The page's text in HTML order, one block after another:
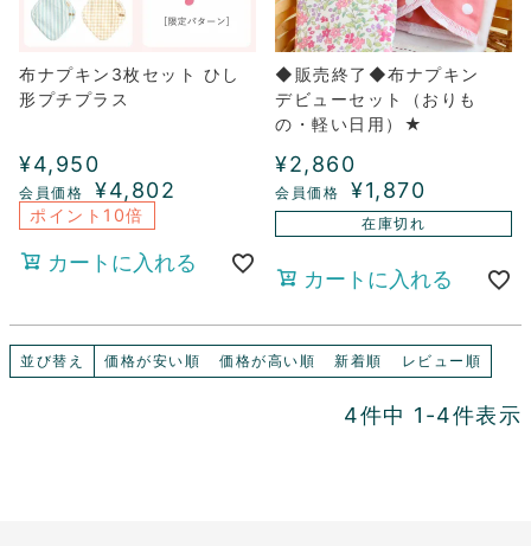
布ナプキン3枚セット ひし
形プチプラス
¥4,950
¥4,802
ポイント10倍
カートに入れる
◆販売終了◆布ナプキン
デビューセット（おりも
の・軽い日用）★
¥2,860
¥1,870
在庫切れ
カートに入れる
並び替え 価格が安い順 価格が高い順 新着順 レビュー順
4件中 1 -4件表示